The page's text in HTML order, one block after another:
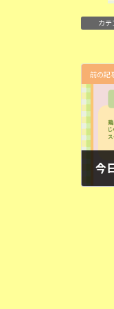
カテ
前の記
今